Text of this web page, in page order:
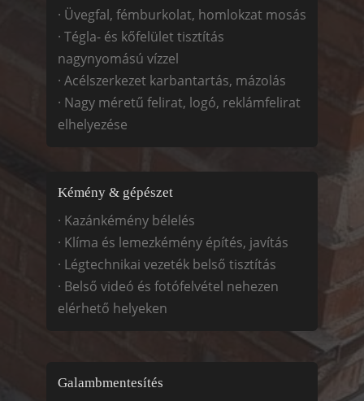
· Üvegfal, fémburkolat, homlokzat mosás
· Tégla- és kőfelület tisztítás
nagynyomású vízzel
· Acélszerkezet karbantartás, mázolás
· Nagy méretű felirat, logó, reklámfelirat
elhelyezése
Kémény & gépészet
· Kazánkémény bélelés
· Klíma és lemezkémény építés, javítás
· Légtechnikai vezeték belső tisztítás
· Belső videó és fotófelvétel nehezen
elérhető helyeken
Galambmentesítés